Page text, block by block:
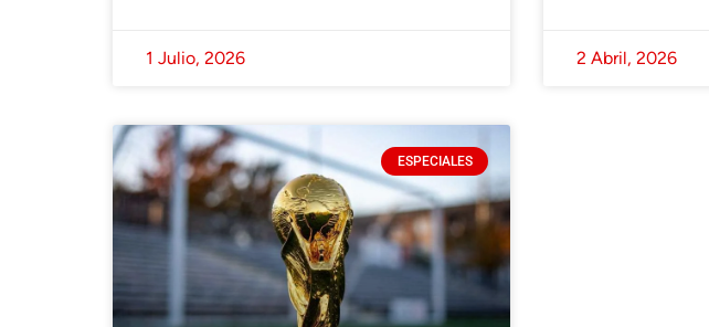
1 Julio, 2026 2 Abril, 2026
ESPECIALES